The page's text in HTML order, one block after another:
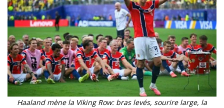
Haaland mène la Viking Row: bras levés, sourire large, la